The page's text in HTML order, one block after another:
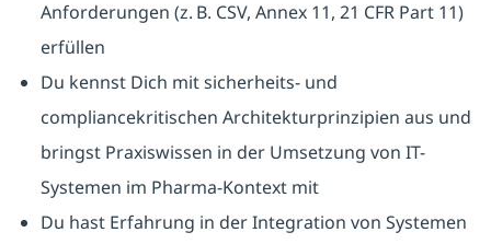
Anforderungen (z. B. CSV, Annex 11, 21 CFR Part 11)
erfüllen
Du kennst Dich mit sicherheits- und
compliancekritischen Architekturprinzipien aus und
bringst Praxiswissen in der Umsetzung von IT-
Systemen im Pharma-Kontext mit
Du hast Erfahrung in der Integration von Systemen